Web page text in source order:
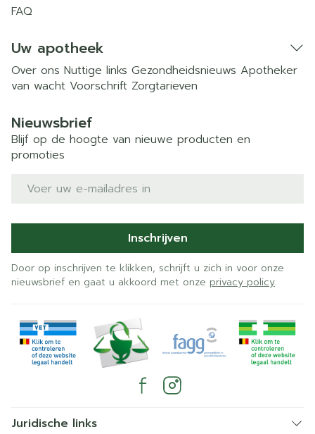
FAQ
Uw apotheek
Over ons Nuttige links Gezondheidsnieuws Apotheker
van wacht Voorschrift Zorgtarieven
Nieuwsbrief
Blijf op de hoogte van nieuwe producten en
promoties
E-mail adres
Inschrijven
Door op inschrijven te klikken, schrijft u zich in voor onze
nieuwsbrief en gaat u akkoord met onze privacy policy.
Juridische links